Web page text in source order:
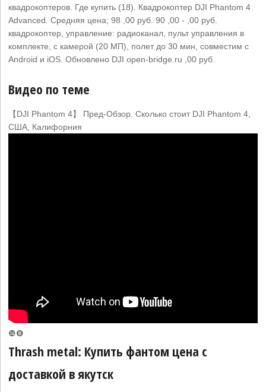
квадрокоптеров. Где купить (18). Квадрокоптер DJI Phantom 4
Advanced. Средняя цена; 98 ,00 руб. 90 ,00 - ,00 руб.
квадрокоптер, управление: радиоканал, пульт управления в
комплекте, c камерой (20 МП), полет до 30 мин, совместим с
Android и iOS. Обновлено DJI open-bridge.ru ,00 руб.
Видео по теме
【DJI Phantom 4】 Пред-Обзор. Сколько стоит DJI Phantom 4,
США, Калифорния
❿❽
Thrash metal: Купить фантом цена с
доставкой в якутск